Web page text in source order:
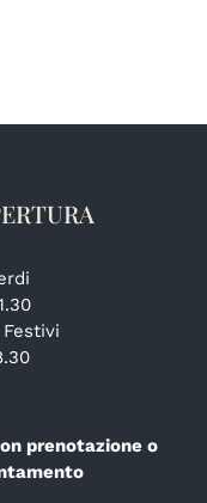
prenotazione o